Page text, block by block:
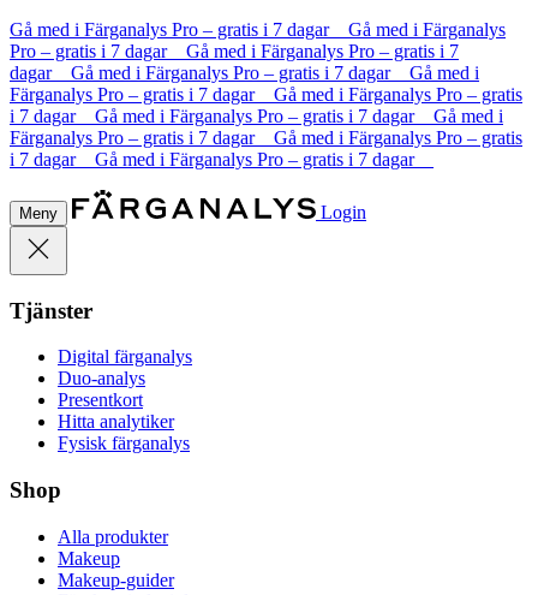
Gå med i Färganalys Pro – gratis i 7 dagar Gå med i Färganalys
Pro – gratis i 7 dagar Gå med i Färganalys Pro – gratis i 7
dagar Gå med i Färganalys Pro – gratis i 7 dagar Gå med i
Färganalys Pro – gratis i 7 dagar Gå med i Färganalys Pro – gratis
i 7 dagar Gå med i Färganalys Pro – gratis i 7 dagar Gå med i
Färganalys Pro – gratis i 7 dagar Gå med i Färganalys Pro – gratis
i 7 dagar Gå med i Färganalys Pro – gratis i 7 dagar
Meny Login
Tjänster
Digital färganalys
Duo-analys
Presentkort
Hitta analytiker
Fysisk färganalys
Shop
Alla produkter
Makeup
Makeup-guider